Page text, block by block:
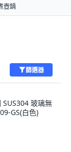
壺鍋
篩選器
玻璃無
GS(白色)